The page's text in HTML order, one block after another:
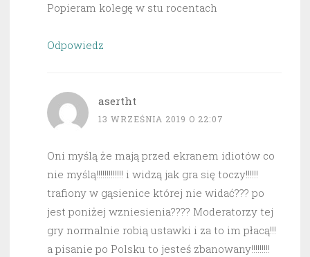
Popieram kolegę w stu rocentach
Odpowiedz
asertht
13 WRZEŚNIA 2019 O 22:07
Oni myślą że mają przed ekranem idiotów co
nie myślą!!!!!!!!!!!!! i widzą jak gra się toczy!!!!!!
trafiony w gąsienice której nie widać??? po
jest poniżej wzniesienia???? Moderatorzy tej
gry normalnie robią ustawki i za to im płacą!!!
a pisanie po Polsku to jesteś zbanowany!!!!!!!!!